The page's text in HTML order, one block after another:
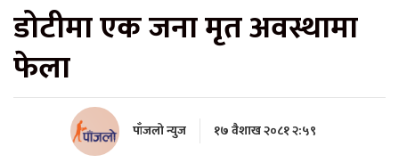
डोटीमा एक जना मृत अवस्थामा
फेला
पाँजलो न्युज १७ वैशाख २०८१ २:५९